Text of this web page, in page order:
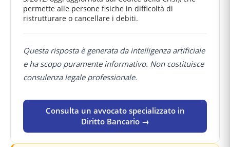
permette alle persone fisiche in difficoltà di
ristrutturare o cancellare i debiti.
Questa risposta è generata da intelligenza artificiale
e ha scopo puramente informativo. Non costituisce
consulenza legale professionale.
Consulta un avvocato specializzato in
Diritto Bancario →